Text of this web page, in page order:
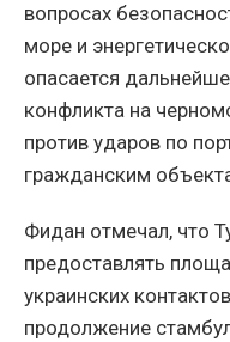
вопросах
море и
опасается
конфликта на
против ударов по
гражданским
Фидан отмечал, что
предоставлять
украинских
продолжение